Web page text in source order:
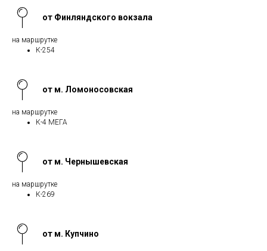
от Финляндского вокзала
на маршрутке
К-254
от м. Ломоносовская
на маршрутке
К-4 МЕГА
от м. Чернышевская
на маршрутке
К-269
от м. Купчино